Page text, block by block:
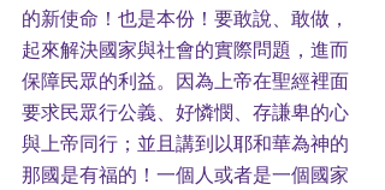
的新使命！也是本份！要敢說、敢做，
起來解決國家與社會的實際問題，進而
保障民眾的利益。因為上帝在聖經裡面
要求民眾行公義、好憐憫、存謙卑的心
與上帝同行；並且講到以耶和華為神的
那國是有福的！一個人或者是一個國家